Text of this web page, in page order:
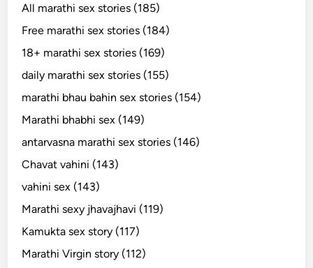
All marathi sex stories (185)
Free marathi sex stories (184)
18+ marathi sex stories (169)
daily marathi sex stories (155)
marathi bhau bahin sex stories (154)
Marathi bhabhi sex (149)
antarvasna marathi sex stories (146)
Chavat vahini (143)
vahini sex (143)
Marathi sexy jhavajhavi (119)
Kamukta sex story (117)
Marathi Virgin story (112)